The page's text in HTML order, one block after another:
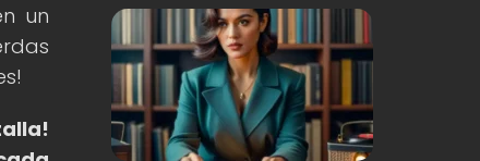
un